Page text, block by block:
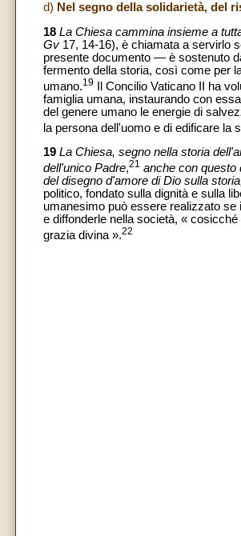
d) Nel segno della solidarietà, del
18 La Chiesa cammina insieme a
Gv 17, 14-16), è chiamata a servirlo
presente documento — è sostenuto
fermento della storia, così come per
umano.19 Il Concilio Vaticano II ha
famiglia umana, instaurando con
del genere umano le energie di
la persona dell'uomo e di edificare la
19 La Chiesa, segno nella storia
dell'unico Padre,21 anche con questo
del disegno d'amore di Dio sulla
politico, fondato sulla dignità e sulla
umanesimo può essere realizzato
e diffonderle nella società, «
grazia divina ».22